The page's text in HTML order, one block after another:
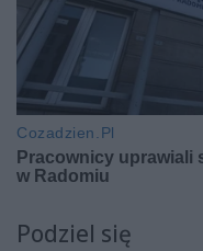
Podziel się